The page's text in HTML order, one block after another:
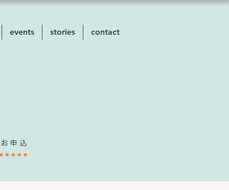
events stories contact
申込